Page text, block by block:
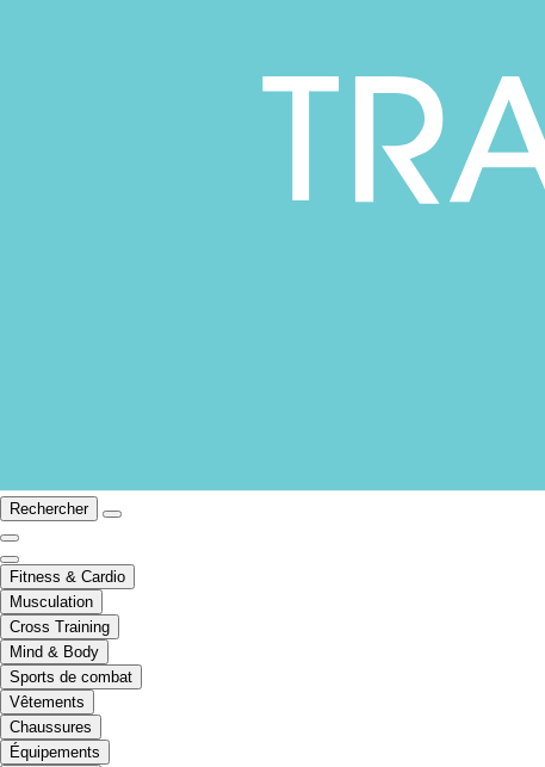
Rechercher
Fitness & Cardio
Musculation
Cross Training
Mind & Body
Sports de combat
Vêtements
Chaussures
Équipements